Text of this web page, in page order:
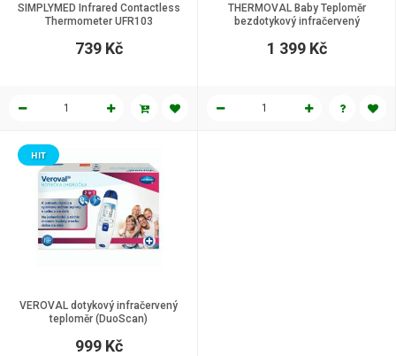
SIMPLYMED Infrared Contactless
Thermometer UFR103
739 Kč
THERMOVAL Baby Teploměr
bezdotykový infračervený
1 399 Kč
VEROVAL dotykový infračervený
teploměr (DuoScan)
HIT
999 Kč